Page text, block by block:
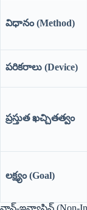
విధానం (Method)
పరికరాలు (Device)
ప్రస్తుత ఖచ్చితత్వం
లక్ష్యం (Goal)
నాన్-ఇన్వాసివ్ (Non-